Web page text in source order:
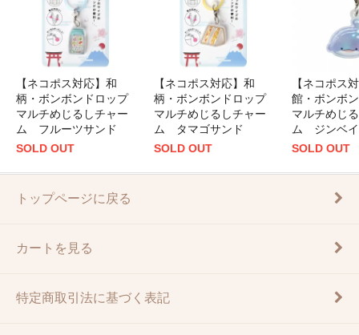
【ネコポス対応】和
柄・ボンボンドロップ
マルチめじるしチャー
ム フルーツサンド
SOLD OUT
【ネコポス対応】和
柄・ボンボンドロップ
マルチめじるしチャー
ム タマゴサンド
SOLD OUT
【ネコポス
館・ボンボ
マルチめじ
ム ジンベ
SOLD OUT
トップページに戻る
カートを見る
特定商取引法に基づく表記